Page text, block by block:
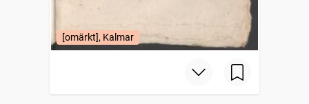
[omärkt], Kalmar